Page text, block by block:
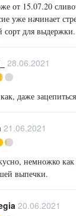
от 15.07.20
уже начинает
для выдержки.
28.06.2021
даже
21.06.2021
немножко
выпечки.
20.06.2021